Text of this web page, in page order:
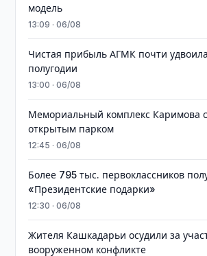
модель
13:09 · 06/08
Чистая прибыль АГМК почти
полугодии
13:00 · 06/08
Мемориальный комплекс Каримова
открытым парком
12:45 · 06/08
Более 795 тыс. первоклассников
«Президентские подарки»
12:30 · 06/08
Жителя Кашкадарьи осудили за
вооруженном конфликте